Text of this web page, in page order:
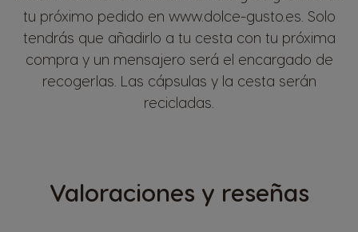
tu próximo pedido en www.dolce-gusto.es. Solo
tendrás que añadirlo a tu cesta con tu próxima
compra y un mensajero será el encargado de
recogerlas. Las cápsulas y la cesta serán
recicladas.
Valoraciones y reseñas